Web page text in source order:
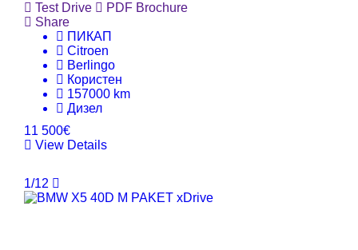
Test Drive
PDF Brochure
Share
ПИКАП
Citroen
Berlingo
Користен
157000 km
Дизел
11 500€
View Details
1/12